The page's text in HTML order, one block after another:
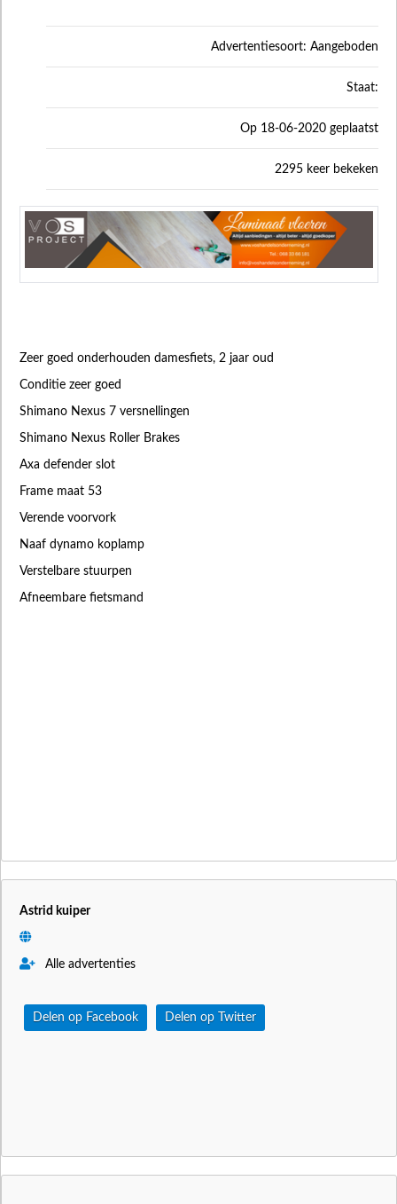
Advertentiesoort: Aangeboden
Staat:
Op 18-06-2020 geplaatst
2295 keer bekeken
Zeer goed onderhouden damesfiets, 2 jaar oud
Conditie zeer goed
Shimano Nexus 7 versnellingen
Shimano Nexus Roller Brakes
Axa defender slot
Frame maat 53
Verende voorvork
Naaf dynamo koplamp
Verstelbare stuurpen
Afneembare fietsmand
Astrid kuiper
Alle advertenties
Delen op Facebook Delen op Twitter